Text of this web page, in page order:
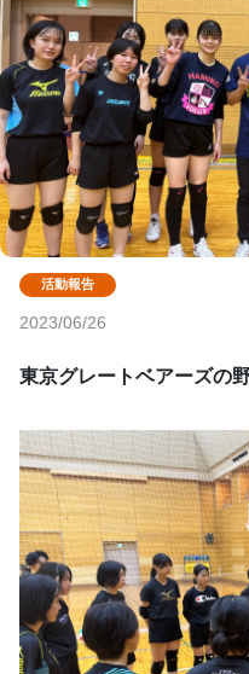
2023/06/26
東京グレートベアーズの